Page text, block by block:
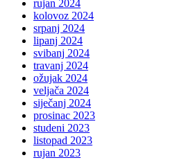
rujan 2024
kolovoz 2024
srpanj 2024
lipanj 2024
svibanj 2024
travanj 2024
ožujak 2024
veljača 2024
siječanj 2024
prosinac 2023
studeni 2023
listopad 2023
rujan 2023